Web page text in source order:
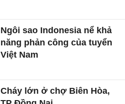
Ngôi sao Indonesia nể khả
năng phản công của tuyển
Việt Nam
Cháy lớn ở chợ Biên Hòa,